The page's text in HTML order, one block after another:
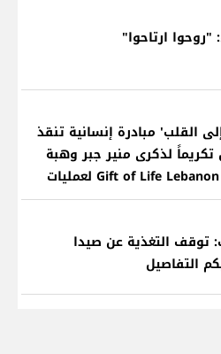
"روحوا ارتاحوا"
القلب' مبادرة إنسانية تنقذ
لذكرى منير جبر وهبة
روتارية عبر Gift of Life Lebanon لعمليات
في مستشفى حمود الجامعي
توقف التغذية عن صيدا
التفاصيل